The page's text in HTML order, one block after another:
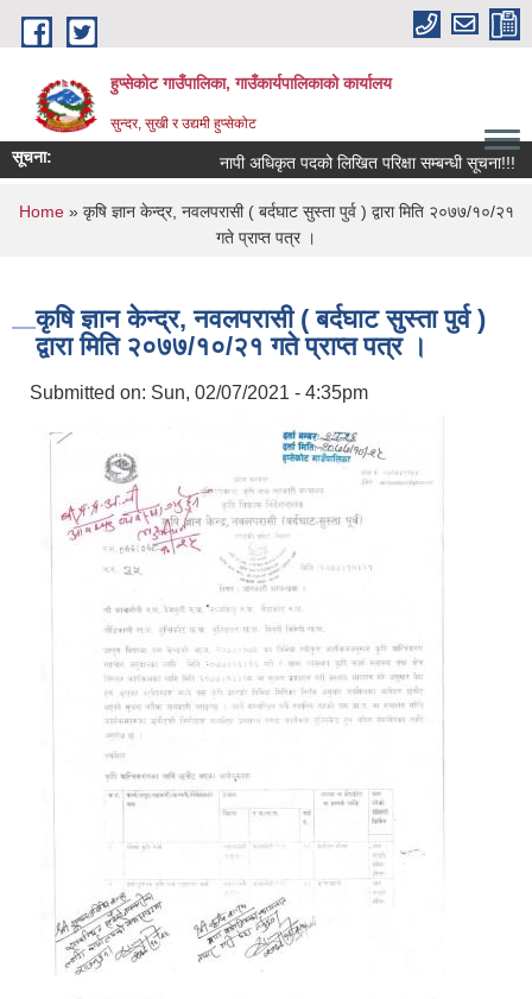
Skip to main content
हुप्सेकोट गाउँपालिका, गाउँकार्यपालिकाको कार्यालय
सुन्दर, सुखी र उद्यमी हुप्सेकोट
सूचना: नापी अधिकृत पदको लिखित परिक्षा सम्बन्धी सूचना!!!
You are here
Home» कृषि ज्ञान केन्द्र, नवलपरासी ( बर्दघाट सुस्ता पुर्व ) द्वारा मिति २०७७/१०/२१
गते प्राप्त पत्र ।
कृषि ज्ञान केन्द्र, नवलपरासी ( बर्दघाट सुस्ता पुर्व )
द्वारा मिति २०७७/१०/२१ गते प्राप्त पत्र ।
Submitted on: Sun, 02/07/2021 - 4:35pm